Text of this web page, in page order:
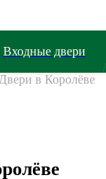
Входные двери
Двери в Королёве